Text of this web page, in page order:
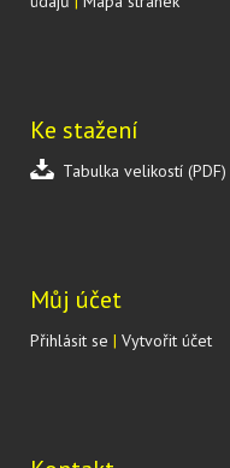
Ke stažení
Tabulka velikostí (PDF)
Můj účet
Přihlásit se | Vytvořit účet